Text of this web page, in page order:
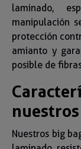
laminado,
manipulación
protección
amianto y
posible de
Nuestros big